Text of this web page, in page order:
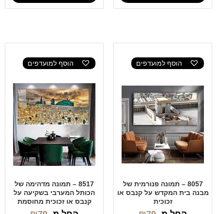
הוסף למועדפים
8057 – תמונה פנורמית של
מבנה בית המקדש על קנבס או
זכוכית
הוסף למועדפים
8517 – תמונה מדהימה של
הכותל המערבי בשקיעה על
קנבס או זכוכית מחוסמת